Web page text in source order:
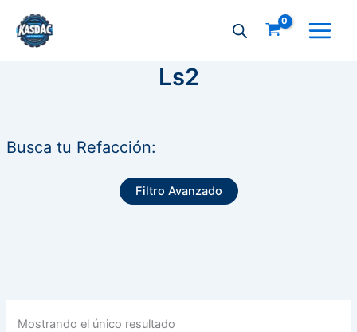
contenido
Ls2
Busca tu Refacción:
Filtro Avanzado
Mostrando el único resultado